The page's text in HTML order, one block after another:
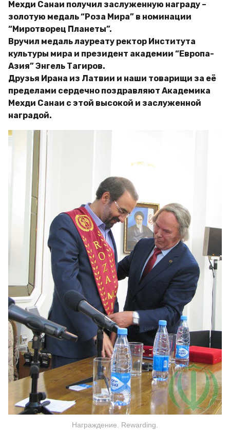
Мехди Санаи получил заслуженную награду –
золотую медаль “Роза Мира” в номинации
“Миротворец Планеты”.
Вручил медаль лауреату ректор Института
культуры мира и президент академии “Европа-
Азия” Энгель Тагиров.
Друзья Ирана из Латвии и наши товарищи за её
пределами сердечно поздравляют Академика
Мехди Санаи с этой высокой и заслуженной
наградой.
Награждение. Rewarding.